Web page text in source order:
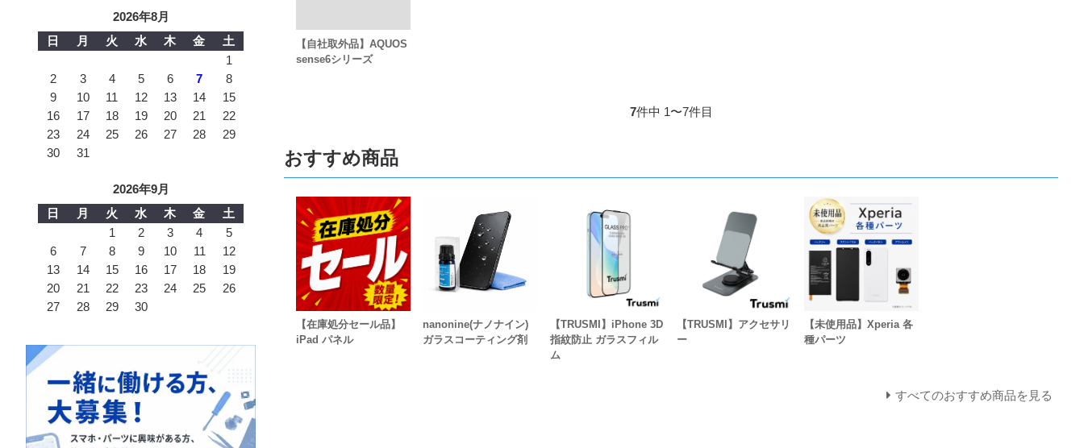
【自社取外品】AQUOS
sense6シリーズ
7件中 1〜7件目
おすすめ商品
【在庫処分セール品】
iPad パネル
nanonine(ナノナイン)
ガラスコーティング剤
【TRUSMI】iPhone 3D
指紋防止 ガラスフィル
ム
【TRUSMI】アクセサリ
ー
【未使用品】Xperia 各
種パーツ
すべてのおすすめ商品を見る
2026年8月
日
月 火 水 木 金
土
1
2
3 4 5 6 7
8
9
10 11 12 13 14
15
16
17 18 19 20 21
22
23
24 25 26 27 28
29
30
31
2026年9月
日
月 火 水 木 金
土
1
2 3 4
5
6
7 8 9 10 11
12
13
14 15 16 17 18
19
20
21 22 23 24 25
26
27
28 29 30